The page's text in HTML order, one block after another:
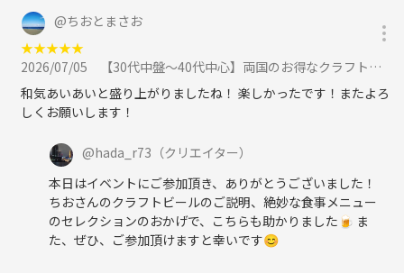
など
@ちおとまさお
★★★★★
2026/07/05
【30代中盤〜40代中心】両国のお得なクラフトビール専門店で食事会&花火資料館見学に参加
和気あいあいと盛り上がりましたね！ 楽しかったです！またよろ
しくお願いします！
@hada_r73 （クリエイター）
本日はイベントにご参加頂き、ありがとうございました！
ちおさんのクラフトビールのご説明、絶妙な食事メニュー
のセレクションのおかげで、こちらも助かりました🍺 ま
た、ぜひ、ご参加頂けますと幸いです😊